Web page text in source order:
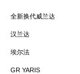
全新换代威兰达
汉兰达
埃尔法
GR YARIS